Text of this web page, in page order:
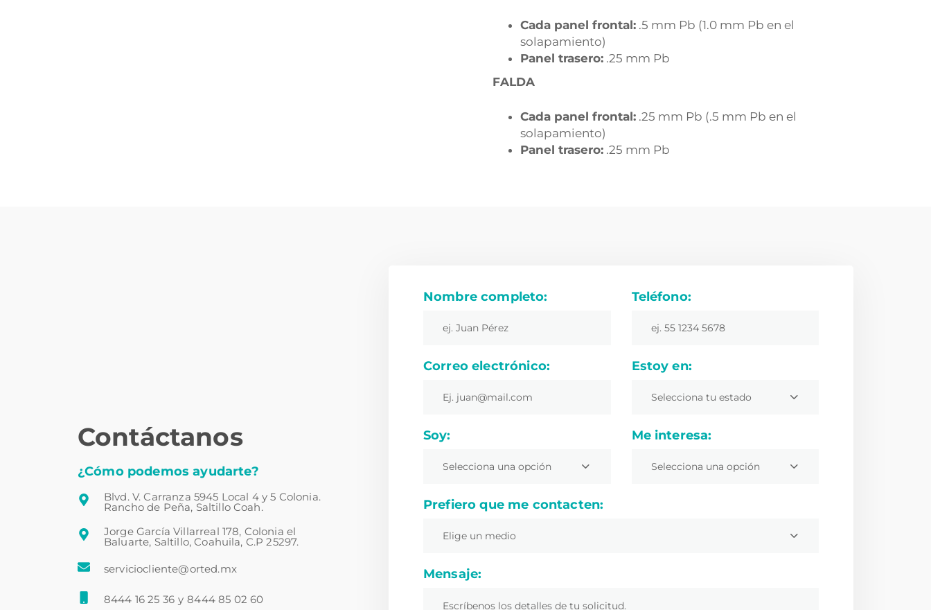
Cada panel frontal:.5 mm Pb (1.0 mm Pb en el
solapamiento)
Panel trasero:.25 mm Pb
FALDA
Cada panel frontal:.25 mm Pb (.5 mm Pb en el
solapamiento)
Panel trasero:.25 mm Pb
Contáctanos
¿Cómo podemos ayudarte?
Blvd. V. Carranza 5945 Local 4 y 5 Colonia.
Rancho de Peña, Saltillo Coah.
Jorge García Villarreal 178, Colonia el
Baluarte, Saltillo, Coahuila, C.P 25297.
serviciocliente@orted.mx
8444 16 25 36 y 8444 85 02 60
Nombre completo: Teléfono:
Correo electrónico: Estoy en:
Selecciona tu estado
Soy:
Selecciona una opción
Me interesa:
Selecciona una opción
Prefiero que me contacten:
Elige un medio
Mensaje: